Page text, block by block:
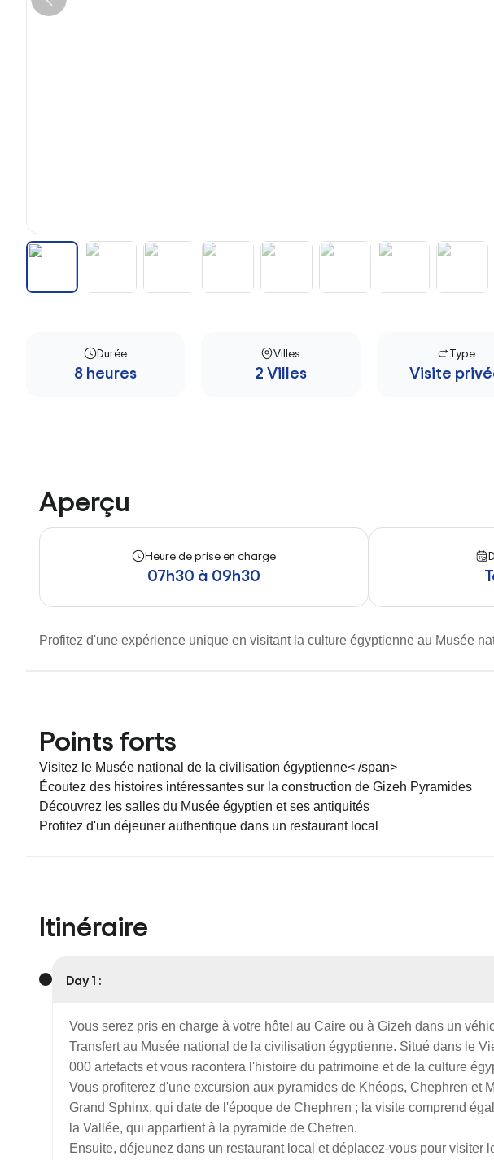
Durée
8 heures
Villes
2 Villes
Type
Visite
Aperçu
Heure de prise en charge
07h30 à 09h30
Profitez d'une expérience unique en visitant la culture égyptienne au Musée
Points forts
Visitez le Musée national de la civilisation égyptienne< /span>
Écoutez des histoires intéressantes sur la construction de Gizeh Pyramides
Découvrez les salles du Musée égyptien et ses antiquités
Profitez d'un déjeuner authentique dans un restaurant local
Itinéraire
Day 1 :
Vous serez pris en charge à votre hôtel au Caire ou à Gizeh dans un
Transfert au Musée national de la civilisation égyptienne. Situé dans le
000 artefacts et vous racontera l'histoire du patrimoine et de la culture
Vous profiterez d'une excursion aux pyramides de Khéops, Chephren et
Grand Sphinx, qui date de l'époque de Chephren ; la visite comprend
la Vallée, qui appartient à la pyramide de Chefren.
Ensuite, déjeunez dans un restaurant local et déplacez-vous pour visiter